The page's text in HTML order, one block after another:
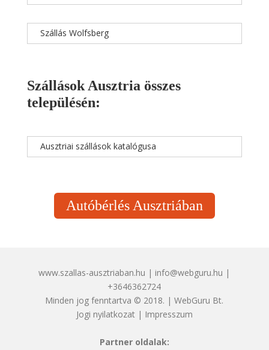
Szállás Wolfsberg
Szállások Ausztria összes
településén:
Ausztriai szállások katalógusa
Autóbérlés Ausztriában
www.szallas-ausztriaban.hu | info@webguru.hu |
+3646362724
Minden jog fenntartva © 2018. | WebGuru Bt.
Jogi nyilatkozat| Impresszum
Partner oldalak: